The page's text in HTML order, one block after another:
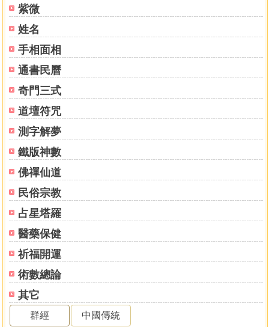
紫微
姓名
手相面相
通書民曆
奇門三式
道壇符咒
測字解夢
鐵版神數
佛禪仙道
民俗宗教
占星塔羅
醫藥保健
祈福開運
術數總論
其它
群經 中國傳統